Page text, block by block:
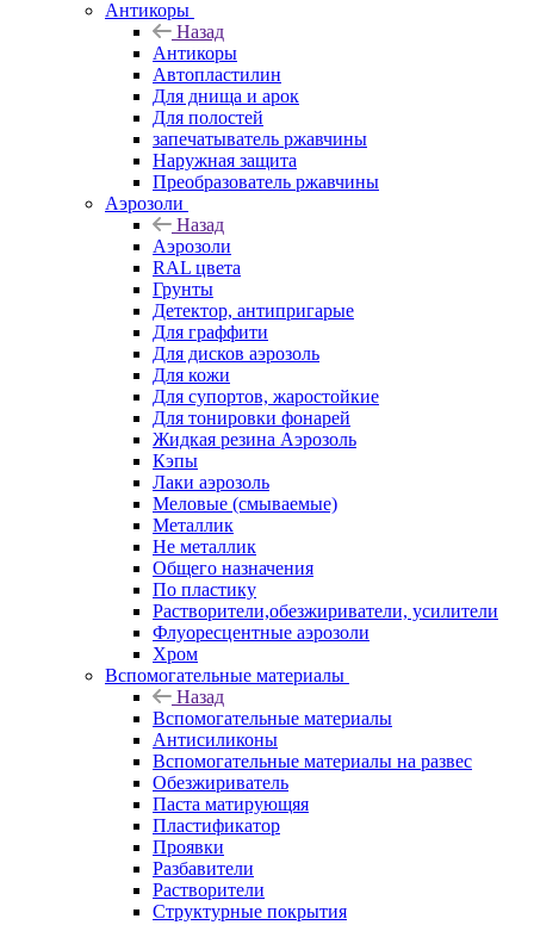
Антикоры
Назад
Антикоры
Автопластилин
Для днища и арок
Для полостей
запечатыватель ржавчины
Наружная защита
Преобразователь ржавчины
Аэрозоли
Назад
Аэрозоли
RAL цвета
Грунты
Детектор, антипригарые
Для граффити
Для дисков аэрозоль
Для кожи
Для супортов, жаростойкие
Для тонировки фонарей
Жидкая резина Аэрозоль
Кэпы
Лаки аэрозоль
Меловые (смываемые)
Металлик
Не металлик
Общего назначения
По пластику
Растворители,обезжириватели, усилители
Флуоресцентные аэрозоли
Хром
Вспомогательные материалы
Назад
Вспомогательные материалы
Антисиликоны
Вспомогательные материалы на развес
Обезжириватель
Паста матирующяя
Пластификатор
Проявки
Разбавители
Растворители
Структурные покрытия